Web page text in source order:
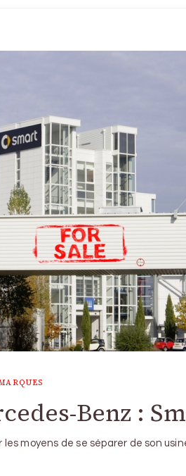
Benz :
moyens de se séparer de son